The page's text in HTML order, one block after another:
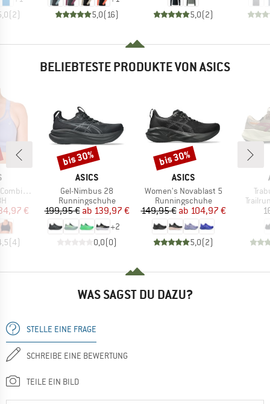
(2)
5,0(16) 5,0(2)
BELIEBTESTE PRODUKTE VON ASICS
Bra
Preis
€
(4)
MARKE
ASICS
Artikel
Gel-Nimbus 28
Produktgruppe
Runningschuhe
Preis
199,95 € reduzierter Preis
ab 139,97 €
+2
0,0(0)
Rabatt
bis 30%
MARKE
ASICS
Artikel
Women's Novablast 5
Produktgruppe
Runningschuhe
Preis
149,95 € reduzierter Preis
ab 104,97 €
5,0(2)
Rabatt
bis 30%
WAS SAGST DU DAZU?
STELLE EINE FRAGE
SCHREIBE EINE BEWERTUNG
TEILE EIN BILD